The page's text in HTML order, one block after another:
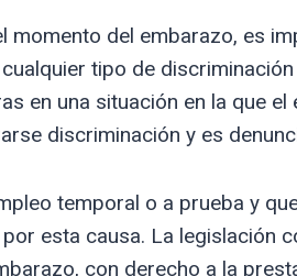
momento del embarazo, es
tipo de
en una situación en la que
discriminación y es
temporal o a prueba y
esta causa. La legislación
con derecho a la